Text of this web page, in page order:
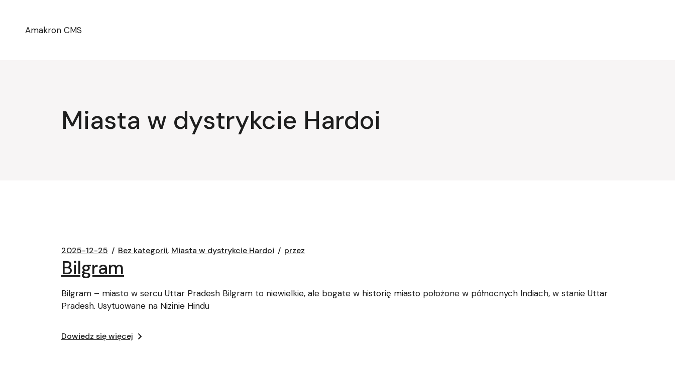
Amakron CMS
Miasta w dystrykcie Hardoi
2025-12-25 Bez kategorii Miasta w dystrykcie Hardoi przez
Bilgram
Bilgram – miasto w sercu Uttar Pradesh Bilgram to niewielkie, ale bogate w historię miasto położone w północnych Indiach, w stanie Uttar
Pradesh. Usytuowane na Nizinie Hindu
Dowiedz się więcej